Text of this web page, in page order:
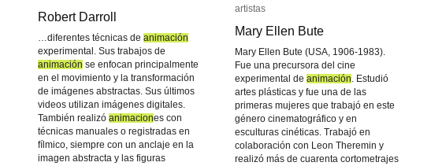
Robert Darroll
…diferentes técnicas de animación
experimental. Sus trabajos de
animación se enfocan principalmente
en el movimiento y la transformación
de imágenes abstractas. Sus últimos
videos utilizan imágenes digitales.
También realizó animaciones con
técnicas manuales o registradas en
fílmico, siempre con un anclaje en la
imagen abstracta y las figuras
Robert Darroll
animación
animación
animacion
artistas
Mary Ellen Bute
Mary Ellen Bute (USA, 1906-1983).
Fue una precursora del cine
experimental de animación . Estudió
artes plásticas y fue una de las
primeras mujeres que trabajó en este
género cinematográfico y en
esculturas cinéticas. Trabajó en
colaboración con Leon Theremin y
realizó más de cuarenta cortometrajes
artistas
Mary Ellen Bute
animación